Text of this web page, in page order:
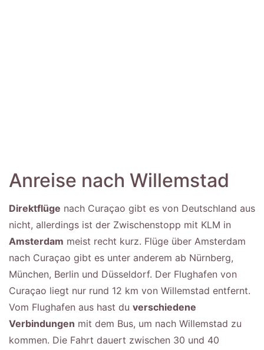
Anreise nach Willemstad
Direktflüge nach Curaçao gibt es von Deutschland aus
nicht, allerdings ist der Zwischenstopp mit KLM in
Amsterdam meist recht kurz. Flüge über Amsterdam
nach Curaçao gibt es unter anderem ab Nürnberg,
München, Berlin und Düsseldorf. Der Flughafen von
Curaçao liegt nur rund 12 km von Willemstad entfernt.
Vom Flughafen aus hast du verschiedene
Verbindungen mit dem Bus, um nach Willemstad zu
kommen. Die Fahrt dauert zwischen 30 und 40